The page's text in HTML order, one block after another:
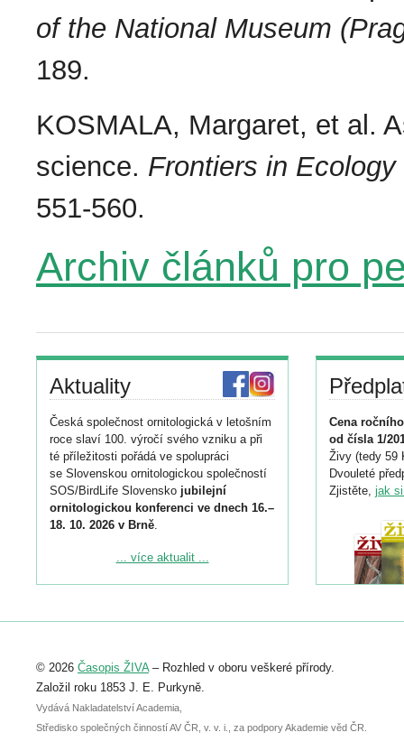
of the National Museum
189.
KOSMALA, Margaret, et al.
science. Frontiers in
551-560.
Archiv článků pro
Aktuality
Česká společnost ornitologická v letošním
roce slaví 100. výročí svého vzniku a při
té příležitosti pořádá ve spolupráci
se Slovenskou ornitologickou společností
SOS/BirdLife Slovensko jubilejní
ornitologickou konferenci ve dnech 16.–
18. 10. 2026 v Brně.
Podrobnější informace ke konferenci
Registrovat se můžete do 6. září.
abstraktu přihlášené přednášky nebo
posteru je už 30. června.
... více aktualit ...
Cena
od čísla 1/
Živy (tedy 59
Dvouleté
Zjistěte, jak
© 2026 Časopis ŽIVA– Rozhled v oboru veškeré přírody.
Založil roku 1853 J. E. Purkyně.
Vydává Nakladatelství Academia,
Středisko společných činností AV ČR, v. v. i., za podpory Akademie věd ČR.